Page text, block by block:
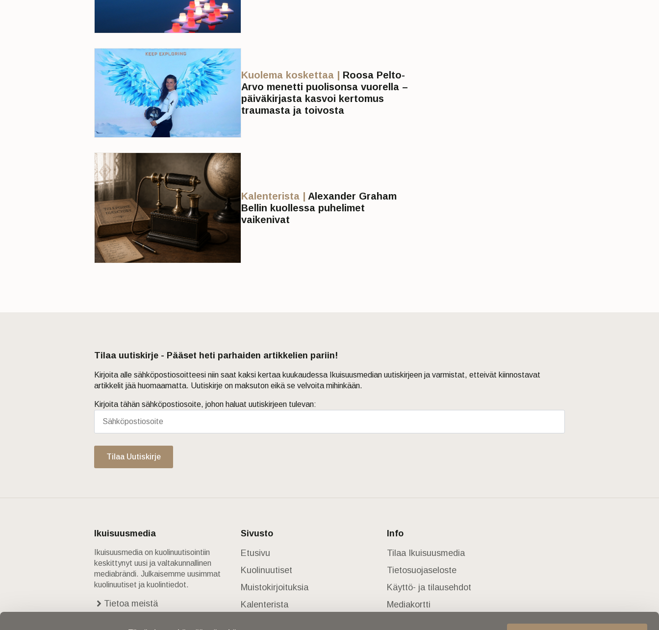
Kuolema koskettaa | Roosa Pelto-
Arvo menetti puolisonsa vuorella –
päiväkirjasta kasvoi kertomus
traumasta ja toivosta
Kalenterista | Alexander Graham
Bellin kuollessa puhelimet
vaikenivat
Tilaa uutiskirje - Pääset heti parhaiden artikkelien pariin!
Kirjoita alle sähköpostiosoitteesi niin saat kaksi kertaa kuukaudessa Ikuisuusmedian uutiskirjeen ja varmistat, etteivät kiinnostavat
artikkelit jää huomaamatta. Uutiskirje on maksuton eikä se velvoita mihinkään.
Kirjoita tähän sähköpostiosoite, johon haluat uutiskirjeen tulevan:
Tilaa Uutiskirje
Ikuisuusmedia
Ikuisuusmedia on kuolinuutisointiin
keskittynyt uusi ja valtakunnallinen
mediabrändi. Julkaisemme uusimmat
kuolinuutiset ja kuolintiedot.
Tietoa meistä
Yhteystiedot
Sivusto
Etusivu
Kuolinuutiset
Muistokirjoituksia
Kalenterista
Info
Tilaa Ikuisuusmedia
Tietosuojaseloste
Käyttö- ja tilausehdot
Mediakortti